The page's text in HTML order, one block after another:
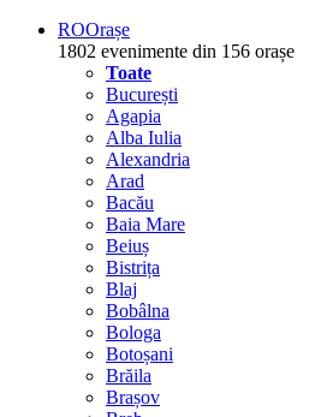
ROOrașe
1802 evenimente din 156 orașe
Toate
București
Agapia
Alba Iulia
Alexandria
Arad
Bacău
Baia Mare
Beiuș
Bistrița
Blaj
Bobâlna
Bologa
Botoșani
Brăila
Brașov